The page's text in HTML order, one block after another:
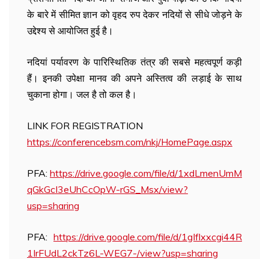
के बारे में सीमित ज्ञान को वृहद रुप देकर नदियों से सीधे जोड़ने के
उद्देश्य से आयोजित हुई है।
नदियां पर्यावरण के पारिस्थितिक तंत्र की सबसे महत्वपूर्ण कड़ी
हैं। इनकी उपेक्षा मानव की अपने अस्तित्व की लड़ाई के साथ
चुकाना होगा। जल है तो कल है।
LINK FOR REGISTRATION
https://conferencebsm.com/nkj/HomePage.aspx
PFA: https://drive.google.com/file/d/1xdLmenUmM
qGkGcI3eUhCcOpW-rGS_Msx/view?
usp=sharing
PFA: https://drive.google.com/file/d/1gIflxxcgi44R
1IrFUdL2ckTz6L-WEG7-/view?usp=sharing